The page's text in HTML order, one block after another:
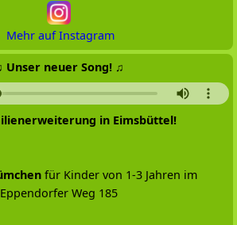
Mehr auf Instagram
Unser neuer Song! ♫
in Eimsbüttel!
für Kinder von 1-3 Jahren im
Eppendorfer Weg 185